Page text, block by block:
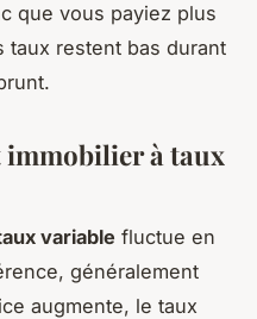
que vous payiez plus
restent bas durant
à taux
variable fluctue en
généralement
augmente, le taux